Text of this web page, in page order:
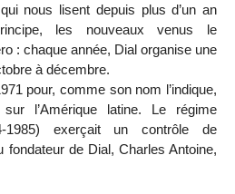
nous lisent depuis plus d’un an
les nouveaux venus le
: chaque année, Dial organise une
à décembre.
pour, comme son nom l’indique,
sur l’Amérique latine. Le régime
1985) exerçait un contrôle de
fondateur de Dial, Charles Antoine,